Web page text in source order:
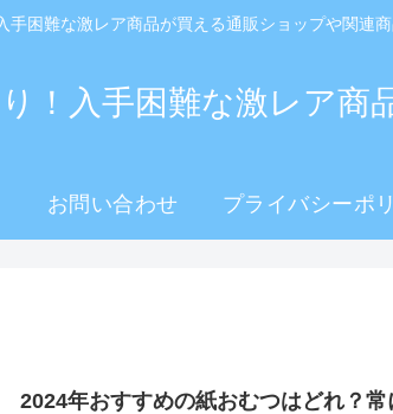
手困難な激レア商品が買える通販ショップや関連
！入手困難な激レア商
お問い合わせ プライバシーポ
2024年おすすめの紙おむつはどれ？